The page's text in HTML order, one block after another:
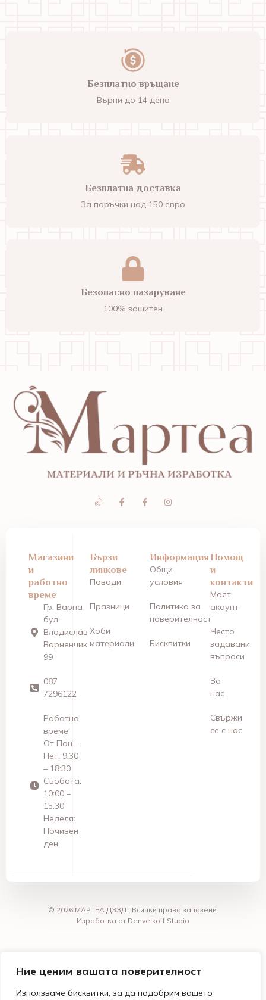
Ние ценим вашата поверителност
Използваме бисквитки, за да подобрим вашето
Безплатно връщане
Върни до 14 дена
Безплатна доставка
За поръчки над 150 евро
Безопасно пазаруване
100% защитен
Магазини
и
работно
време
Гр. Варна
бул.
Владислав
Варненчик
99
087
7296122
Работно
време
От Пон –
Пет: 9:30
– 18:30
Съобота:
10:00 –
15:30
Неделя:
Почивен
ден
Бързи
линкове
Поводи
Празници
Хоби
материали
Информация
Общи
условия
Политика за
поверителност
Бисквитки
Помощ
и
контакти
Моят
акаунт
Често
задавани
въпроси
За
нас
Свържи
се с нас
© 2026 МАРТЕА ДЗЗД | Всички права запазени.
Изработка от Denvelkoff Studio